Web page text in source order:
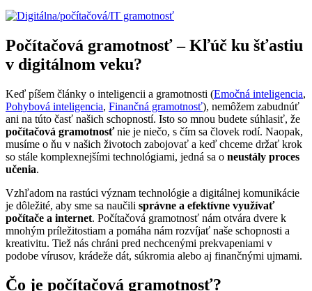
Počítačová gramotnosť – Kľúč ku šťastiu
v digitálnom veku?
Keď píšem články o inteligencii a gramotnosti (Emočná inteligencia,
Pohybová inteligencia, Finančná gramotnosť), nemôžem zabudnúť
ani na túto časť našich schopností. Isto so mnou budete súhlasiť, že
počítačová gramotnosťnie je niečo, s čím sa človek rodí. Naopak,
musíme o ňu v našich životoch zabojovať a keď chceme držať krok
so stále komplexnejšími technológiami, jedná sa o neustály proces
učenia.
Vzhľadom na rastúci význam technológie a digitálnej komunikácie
je dôležité, aby sme sa naučili správne a efektívne využívať
počítače a internet. Počítačová gramotnosť nám otvára dvere k
mnohým príležitostiam a pomáha nám rozvíjať naše schopnosti a
kreativitu. Tiež nás chráni pred nechcenými prekvapeniami v
podobe vírusov, krádeže dát, súkromia alebo aj finančnými ujmami.
Čo je počítačová gramotnosť?